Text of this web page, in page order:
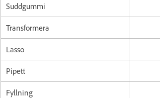
Suddgummi
Transformera
Lasso
Pipett
Fyllning